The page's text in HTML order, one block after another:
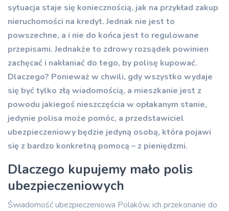
sytuacja staje się koniecznością, jak na przykład zakup
nieruchomości na kredyt. Jednak nie jest to
powszechne, a i nie do końca jest to regulowane
przepisami. Jednakże to zdrowy rozsądek powinien
zachęcać i nakłaniać do tego, by polisę kupować.
Dlaczego? Ponieważ w chwili, gdy wszystko wydaje
się być tylko złą wiadomością, a mieszkanie jest z
powodu jakiegoś nieszczęścia w opłakanym stanie,
jedynie polisa może pomóc, a przedstawiciel
ubezpieczeniowy będzie jedyną osobą, która pojawi
się z bardzo konkretną pomocą – z pieniędzmi.
Dlaczego kupujemy mało polis
ubezpieczeniowych
Świadomość ubezpieczeniowa Polaków, ich przekonanie do